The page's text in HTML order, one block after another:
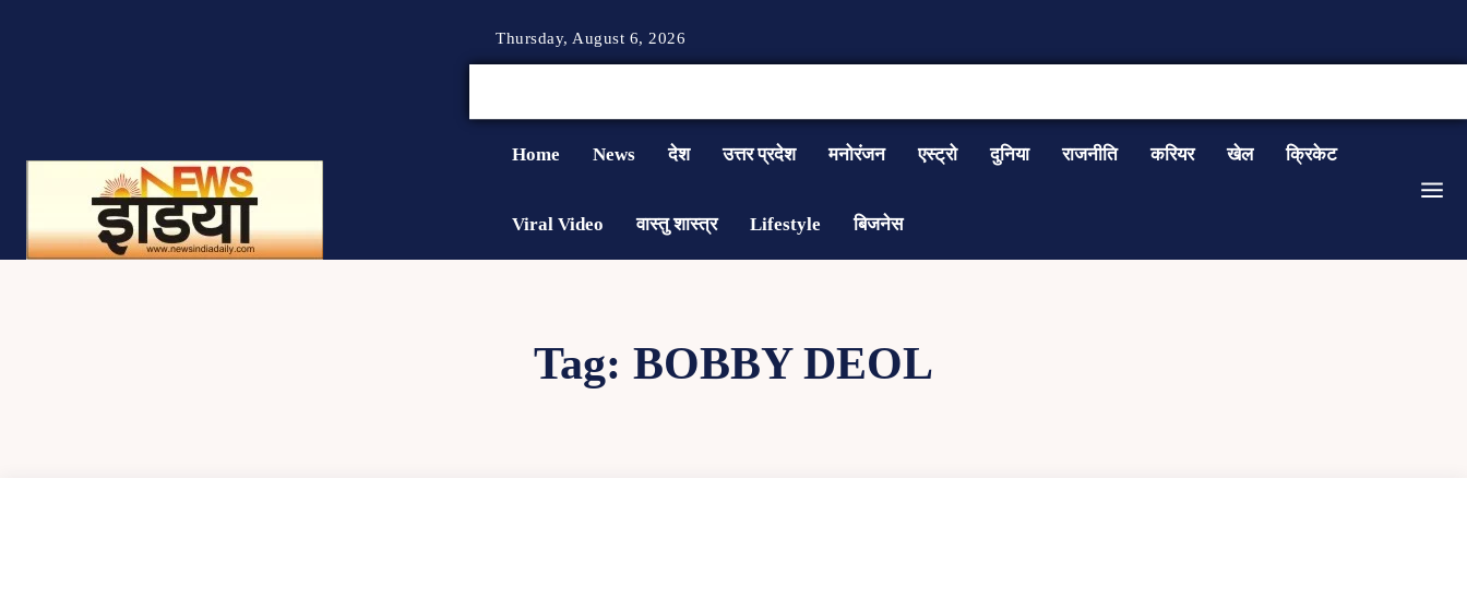
Thursday, August 6, 2026
Home News देश उत्तर प्रदेश मनोरंजन एस्ट्रो दुनिया राजनीति करियर खेल क्रिकेट
Viral Video वास्तु शास्त्र Lifestyle बिजनेस
Tag: BOBBY DEOL